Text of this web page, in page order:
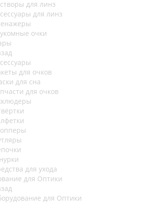
для линз
для линз
очки
для очков
для сна
для очков
для ухода
для Оптики
для Оптики